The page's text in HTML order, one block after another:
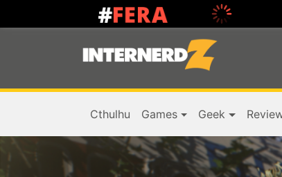
Cthulhu Games Geek